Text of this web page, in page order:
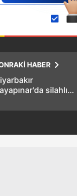
HABER
silahlı
kana